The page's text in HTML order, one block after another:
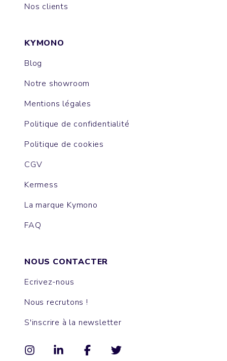
Nos clients
KYMONO
Blog
Notre showroom
Mentions légales
Politique de confidentialité
Politique de cookies
CGV
Kermess
La marque Kymono
FAQ
NOUS CONTACTER
Ecrivez-nous
Nous recrutons !
S'inscrire à la newsletter